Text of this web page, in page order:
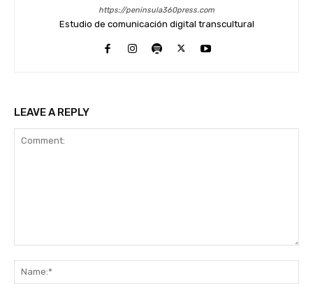
https://peninsula360press.com
Estudio de comunicación digital transcultural
LEAVE A REPLY